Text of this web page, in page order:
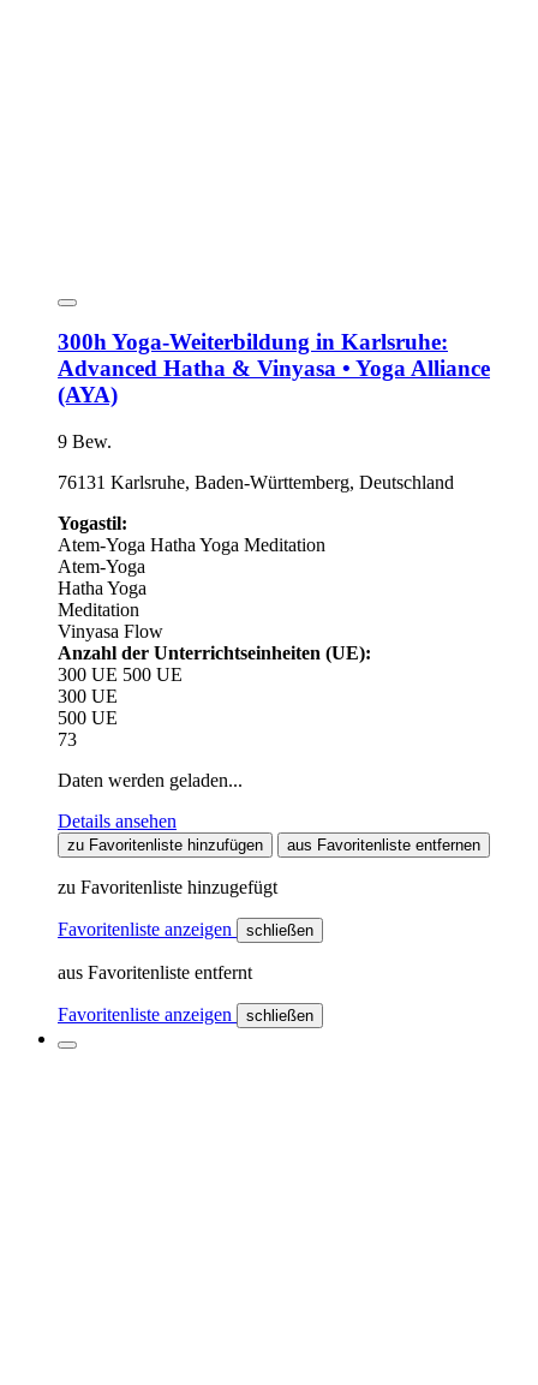
300h Yoga-Weiterbildung in Karlsruhe:
Advanced Hatha & Vinyasa • Yoga Alliance
(AYA)
9 Bew.
76131 Karlsruhe, Baden-Württemberg, Deutschland
Yogastil:
Atem-Yoga Hatha Yoga Meditation
Atem-Yoga
Hatha Yoga
Meditation
Vinyasa Flow
Anzahl der Unterrichtseinheiten (UE):
300 UE 500 UE
300 UE
500 UE
73
Daten werden geladen...
Details ansehen
zu Favoritenliste hinzufügen aus Favoritenliste entfernen
zu Favoritenliste hinzugefügt
Favoritenliste anzeigen schließen
aus Favoritenliste entfernt
Favoritenliste anzeigen schließen